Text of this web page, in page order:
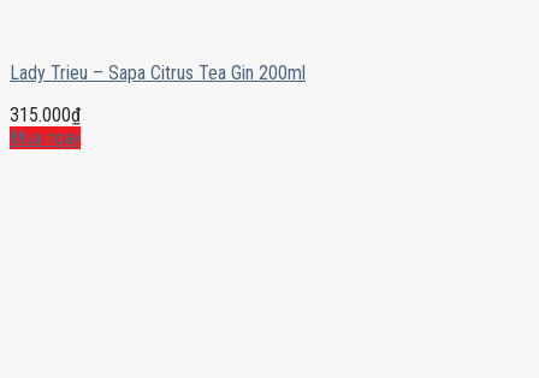
Lady Trieu – Sapa Citrus Tea Gin 200ml
315.000₫
Mua ngay